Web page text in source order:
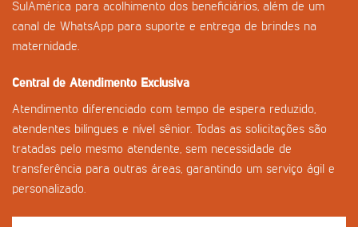
SulAmérica para acolhimento dos beneficiários, além de um
canal de WhatsApp para suporte e entrega de brindes na
maternidade.
Central de Atendimento Exclusiva
Atendimento diferenciado com tempo de espera reduzido,
atendentes bilíngues e nível sênior. Todas as solicitações são
tratadas pelo mesmo atendente, sem necessidade de
transferência para outras áreas, garantindo um serviço ágil e
personalizado.